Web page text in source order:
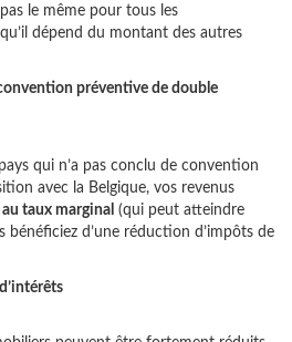
le même pour tous les
dépend du montant des autres
préventive de double
qui n’a pas conclu de convention
avec la Belgique, vos revenus
taux marginal (qui peut atteindre
bénéficiez d’une réduction d’impôts de